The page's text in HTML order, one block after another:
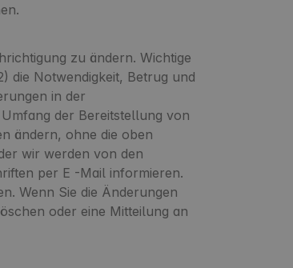
zu ändern. Wichtige
die Notwendigkeit, Betrug und
in der
der Bereitstellung von
ändern, ohne die oben
wir werden von den
per E -Mail informieren.
Wenn Sie die Änderungen
oder eine Mitteilung an